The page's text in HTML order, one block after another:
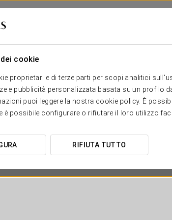
cookie
proprietari e di terze parti per scopi analitici
e pubblicità personalizzata basata su un profilo
puoi leggere la nostra cookie policy. È
è possibile configurare o rifiutare il loro utilizzo
RIFIUTA TUTTO